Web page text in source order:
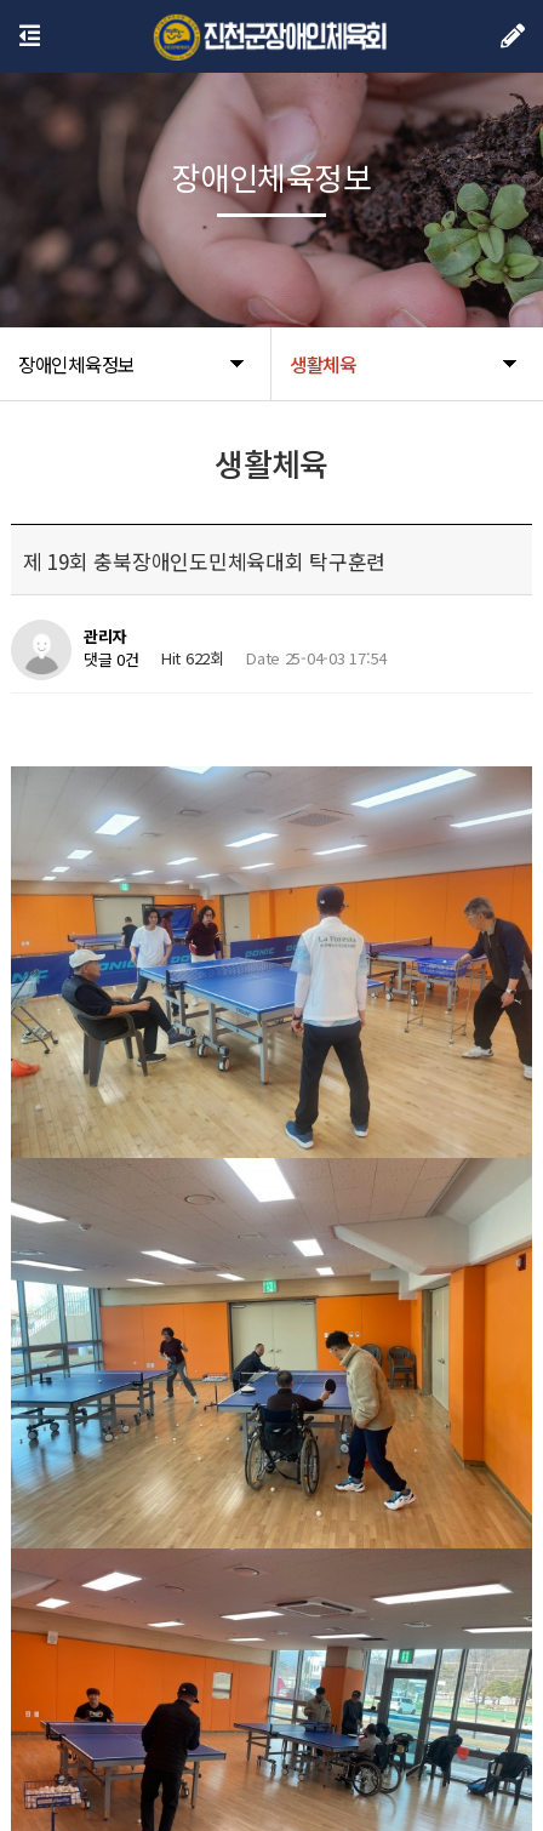
장애인체육정보 생활체육
장애인체육정보
생활체육
제 19회 충북장애인도민체육대회 탁구훈련
관리자
댓글 0건
Hit 622회 Date 25-04-03 17:54